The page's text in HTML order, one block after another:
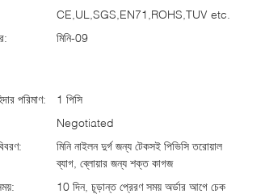
CE,UL,SGS,EN71,ROHS,TUV etc.
মিনি-09
পরিমাণ:
1 পিসি
Negotiated
মিনি নাইলন দুর্গ জন্য টেকসই পিভিসি তরোয়াল
ব্যাগ, ব্লোয়ার জন্য শক্ত কাগজ
10 দিন, চূড়ান্ত প্রেরণ সময় অর্ডার আগে চেক